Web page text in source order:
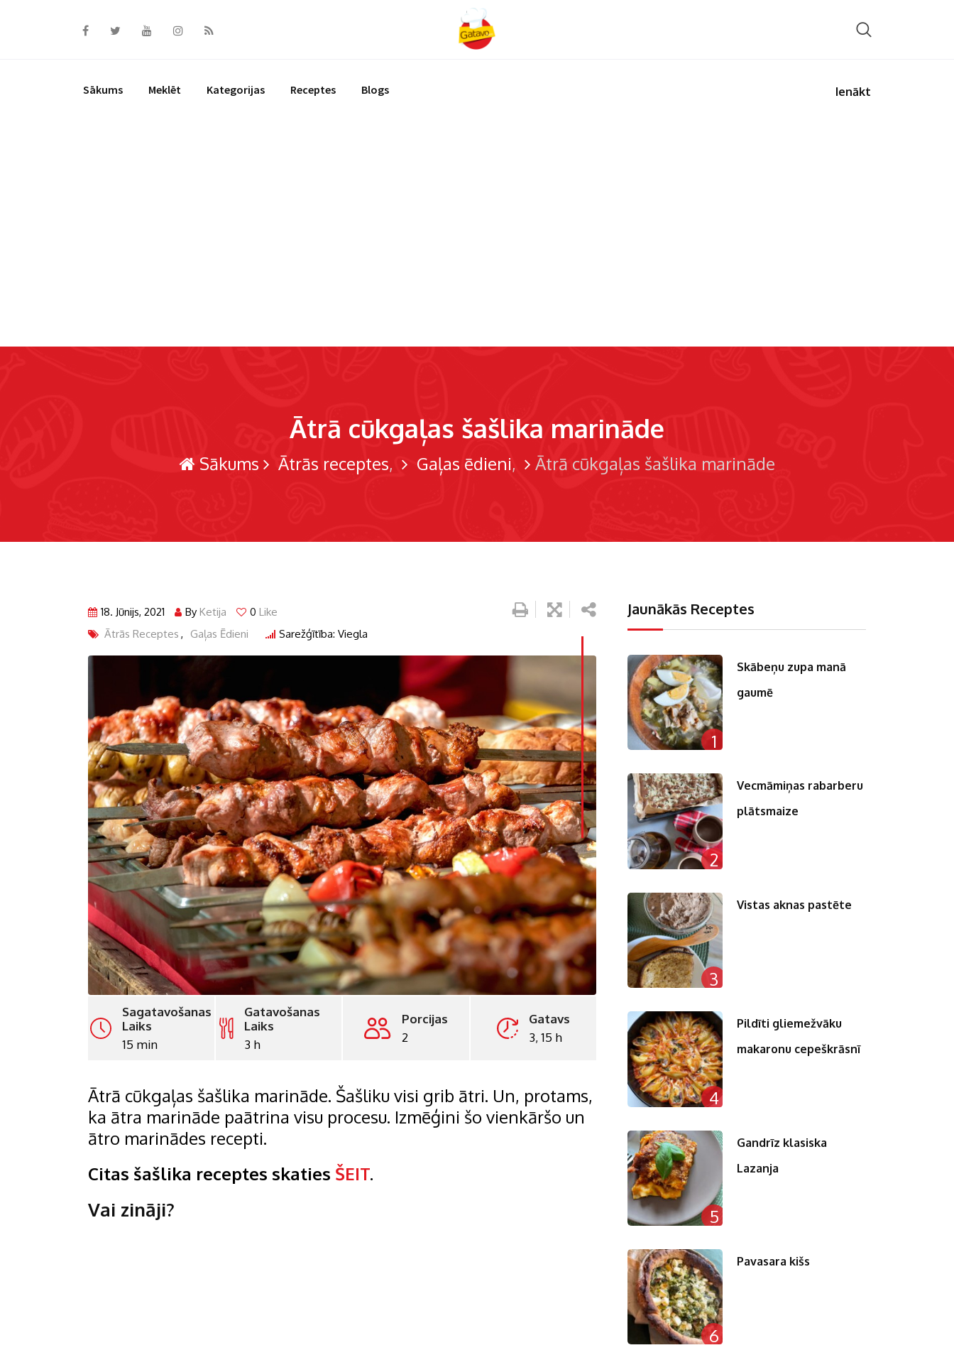
Sākums Meklēt Kategorijas Receptes Blogs Ienākt
Ātrā cūkgaļas šašlika marināde
Sākums Ātrās receptes Gaļas ēdieni Ātrā cūkgaļas šašlika marināde
18. Jūnijs, 2021 By Ketija 0 Like
Ātrās Receptes , Gaļas Ēdieni Sarežģītība: Viegla
LinkedIn
Whatsapp
Pinterest
Print
Sagatavošanas
Laiks
15 min
Gatavošanas
Laiks
3 h
Porcijas
2
Gatavs
3, 15 h
Ātrā cūkgaļas šašlika marināde. Šašliku visi grib ātri. Un, protams,
ka ātra marināde paātrina visu procesu. Izmēģini šo vienkāršo un
ātro marinādes recepti.
Citas šašlika receptes skaties ŠEIT.
Vai zināji?
Jaunākās Receptes
1
Skābeņu zupa manā
gaumē
2
Vecmāmiņas rabarberu
plātsmaize
3
Vistas aknas pastēte
4
Pildīti gliemežvāku
makaronu cepeškrāsnī
5
Gandrīz klasiska
Lazanja
6
Pavasara kišs